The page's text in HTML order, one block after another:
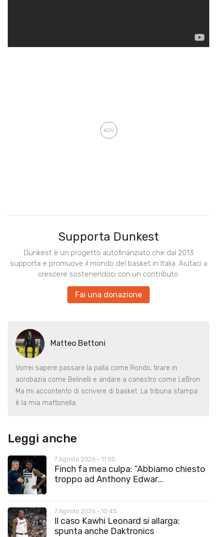
Supporta Dunkest
Dunkest è un progetto autofinanziato che dal 2013
supporta e promuove il mondo del basket in Italia. Aiutaci a
crescere sostenendoci con un contributo.
Fai una donazione
Matteo Bettoni
Vorrei sapere passare la palla come Rondo, tirare in
acrobazia come Belinelli e andare a canestro come LeBron.
Ma mi accontento di scrivere di basket. La tribuna stampa
è la mia mattonella.
Leggi anche
7 Agosto 2026 - 11:00
Finch fa mea culpa: “Abbiamo chiesto
troppo ad Anthony Edwar...
7 Agosto 2026 - 10:45
Il caso Kawhi Leonard si allarga:
spunta anche Daktronics